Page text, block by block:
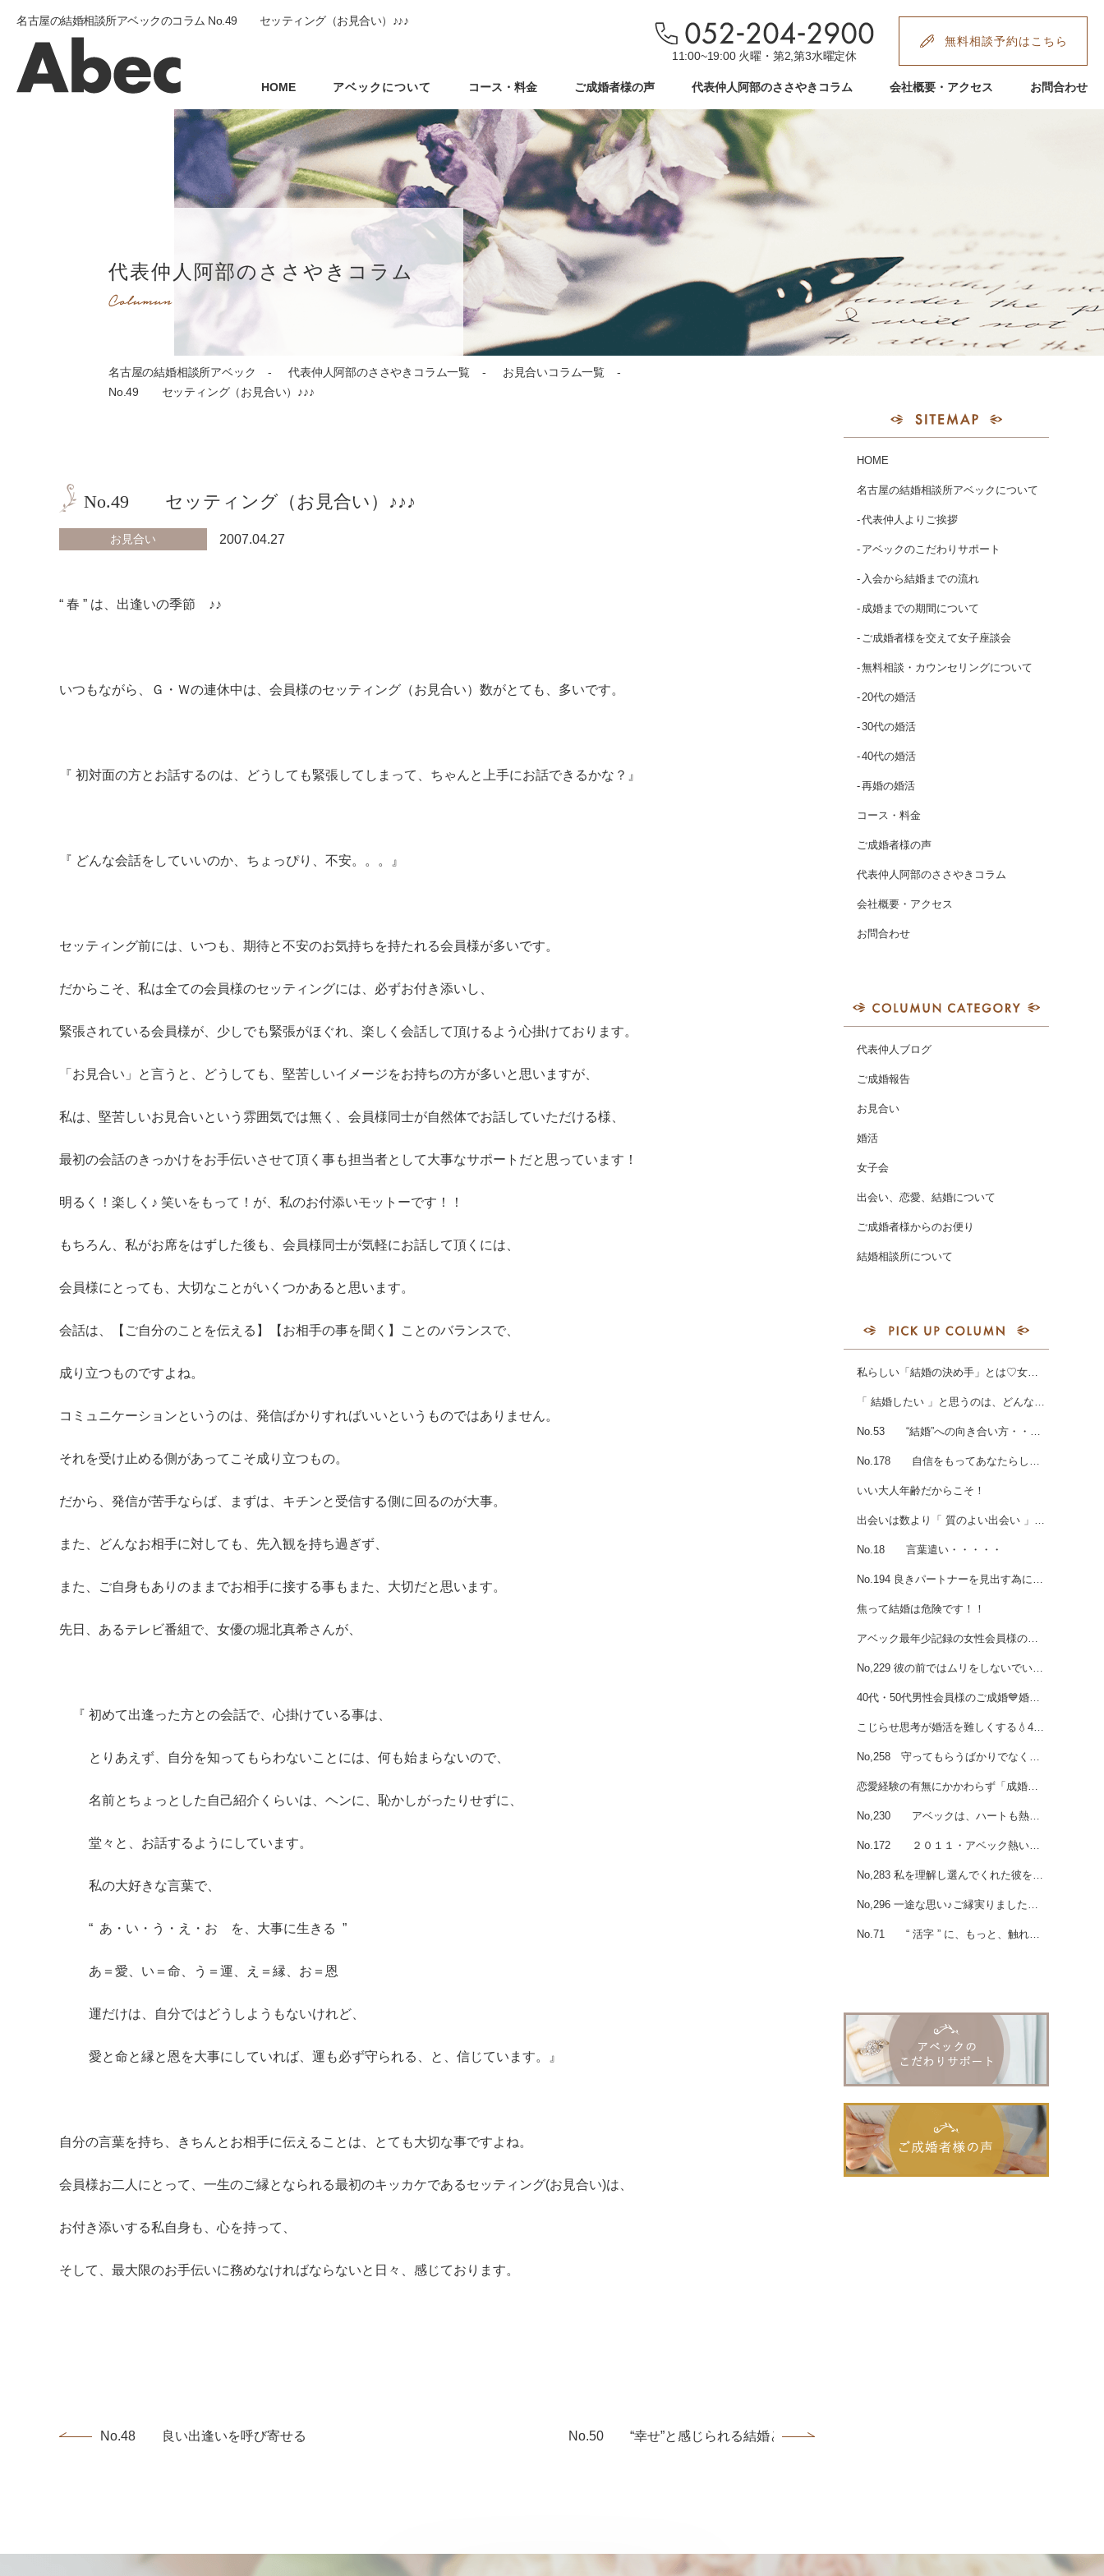
名古屋の結婚相談所アベックのコラム No.49 セッティング（お見合い）♪♪♪
11:00~19:00 火曜・第2,第3水曜定休
無料相談予約はこちら
HOME アベックについて コース・料金 ご成婚者様の声 代表仲人阿部のささやきコラム 会社概要・アクセス お問合わせ
代表仲人阿部のささやきコラム
名古屋の結婚相談所アベック 代表仲人阿部のささやきコラム一覧
お見合いコラム一覧
No.49 セッティング（お見合い）♪♪♪
No.49 セッティング（お見合い）♪♪♪
お見合い 2007.04.27
“ 春 ” は、出逢いの季節 ♪♪
いつもながら、Ｇ・Ｗの連休中は、会員様のセッティング（お見合い）数がとても、多いです。
『 初対面の方とお話するのは、どうしても緊張してしまって、ちゃんと上手にお話できるかな？』
『 どんな会話をしていいのか、ちょっぴり、不安。。。』
セッティング前には、いつも、期待と不安のお気持ちを持たれる会員様が多いです。
だからこそ、私は全ての会員様のセッティングには、必ずお付き添いし、
緊張されている会員様が、少しでも緊張がほぐれ、楽しく会話して頂けるよう心掛けております。
「お見合い」と言うと、どうしても、堅苦しいイメージをお持ちの方が多いと思いますが、
私は、堅苦しいお見合いという雰囲気では無く、会員様同士が自然体でお話していただける様、
最初の会話のきっかけをお手伝いさせて頂く事も担当者として大事なサポートだと思っています！
明るく！楽しく♪ 笑いをもって！が、私のお付添いモットーです！！
もちろん、私がお席をはずした後も、会員様同士が気軽にお話して頂くには、
会員様にとっても、大切なことがいくつかあると思います。
会話は、【ご自分のことを伝える】【お相手の事を聞く】ことのバランスで、
成り立つものですよね。
コミュニケーションというのは、発信ばかりすればいいというものではありません。
それを受け止める側があってこそ成り立つもの。
だから、発信が苦手ならば、まずは、キチンと受信する側に回るのが大事。
また、どんなお相手に対しても、先入観を持ち過ぎず、
また、ご自身もありのままでお相手に接する事もまた、大切だと思います。
先日、あるテレビ番組で、女優の堀北真希さんが、
『 初めて出逢った方との会話で、心掛けている事は、
とりあえず、自分を知ってもらわないことには、何も始まらないので、
名前とちょっとした自己紹介くらいは、ヘンに、恥かしがったりせずに、
堂々と、お話するようにしています。
私の大好きな言葉で、
“ あ・い・う・え・お を、大事に生きる ”
あ＝愛、い＝命、う＝運、え＝縁、お＝恩
運だけは、自分ではどうしようもないけれど、
愛と命と縁と恩を大事にしていれば、運も必ず守られる、と、信じています。』
自分の言葉を持ち、きちんとお相手に伝えることは、とても大切な事ですよね。
会員様お二人にとって、一生のご縁となられる最初のキッカケであるセッティング(お見合い)は、
お付き添いする私自身も、心を持って、
そして、最大限のお手伝いに務めなければならないと日々、感じております。
No.48 良い出逢いを呼び寄せるコツ♪... No.50 “幸せ”と感じられる結婚とは・・・・。...
HOME
名古屋の結婚相談所アベックについて
代表仲人よりご挨拶
アベックのこだわりサポート
入会から結婚までの流れ
成婚までの期間について
ご成婚者様を交えて女子座談会
無料相談・カウンセリングについて
20代の婚活
30代の婚活
40代の婚活
再婚の婚活
コース・料金
ご成婚者様の声
代表仲人阿部のささやきコラム
会社概要・アクセス
お問合わせ
代表仲人ブログ
ご成婚報告
お見合い
婚活
女子会
出会い、恋愛、結婚について
ご成婚者様からのお便り
結婚相談所について
私らしい「結婚の決め手」とは♡女性会員様ご成婚
「 結婚したい 」と思うのは、どんな時？女性会員様ご成婚💖
No.53 “結婚”への向き合い方・・・・・
No.178 自信をもってあなたらしさを魅せましょう～！
いい大人年齢だからこそ！
出会いは数より「 質のよい出会い 」が大切❤️女性会員様ご成婚
No.18 言葉遣い・・・・・
No.194 良きパートナーを見出す為に、素直に！謙虚に！自分を見つめ直す
焦って結婚は危険です！！
アベック最年少記録の女性会員様のご成婚
No,229 彼の前ではムリをしないでいられる♪でご成婚の女性会員様☆
40代・50代男性会員様のご成婚💙婚活で（ 選ばれる男性 ）になるためには
こじらせ思考が婚活を難しくする💧40代女性会員様ご成婚
No,258 守ってもらうばかりでなく私も彼を守っていく♪女性会員様ご成婚
恋愛経験の有無にかかわらず「成婚が早い人」の共通点💙男性会員様ご成婚
No,230 アベックは、ハートも熱っ～～～いです☆
No.172 ２０１１・アベック熱い出逢いの夏スタート！
No,283 私を理解し選んでくれた彼を大切にしたい！女性会員様ご成婚☆
No,296 一途な思い♪ご縁実りましたね☆男性会員様ご成婚
No.71 “ 活字 ” に、もっと、触れよう！ そして、学ぼう！